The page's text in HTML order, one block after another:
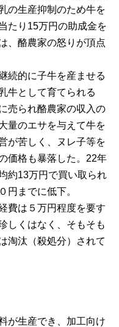
の生産抑制のため牛を
たり15万円の助成金を
、酪農家の怒りが頂点
続的に子牛を産ませる
牛として育てられる
売られ酪農家の収入の
量のエサを与えて牛を
が苦しく、ヌレ子等を
価格も暴落した。22年
約13万円で買い取られ
円までに低下。
費は５万円程度を要す
しくはなく、そもそも
淘汰（殺処分）されて
が生産でき、加工向け